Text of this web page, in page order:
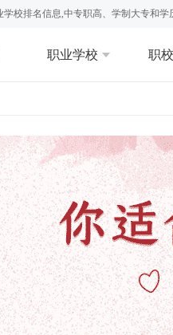
校排名信息,中专职高、学制大专和学
职业学校 职